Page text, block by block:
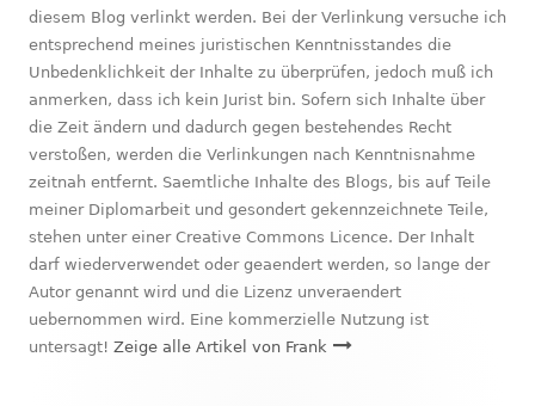
diesem Blog verlinkt werden. Bei der Verlinkung versuche ich
entsprechend meines juristischen Kenntnisstandes die
Unbedenklichkeit der Inhalte zu überprüfen, jedoch muß ich
anmerken, dass ich kein Jurist bin. Sofern sich Inhalte über
die Zeit ändern und dadurch gegen bestehendes Recht
verstoßen, werden die Verlinkungen nach Kenntnisnahme
zeitnah entfernt. Saemtliche Inhalte des Blogs, bis auf Teile
meiner Diplomarbeit und gesondert gekennzeichnete Teile,
stehen unter einer Creative Commons Licence. Der Inhalt
darf wiederverwendet oder geaendert werden, so lange der
Autor genannt wird und die Lizenz unveraendert
uebernommen wird. Eine kommerzielle Nutzung ist
untersagt! Zeige alle Artikel von Frank